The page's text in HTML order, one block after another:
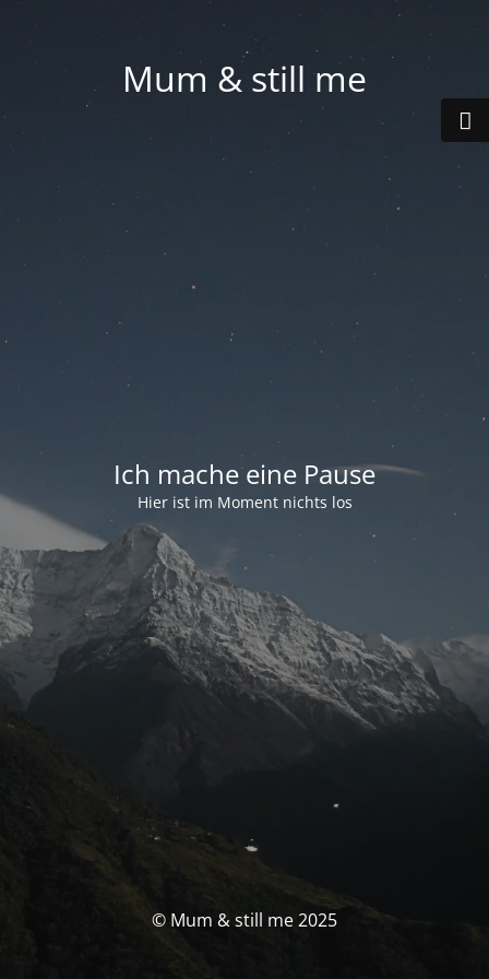
Mum & still me
Ich mache eine Pause
Hier ist im Moment nichts los
© Mum & still me 2025